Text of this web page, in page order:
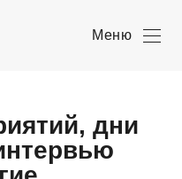
Меню
дни